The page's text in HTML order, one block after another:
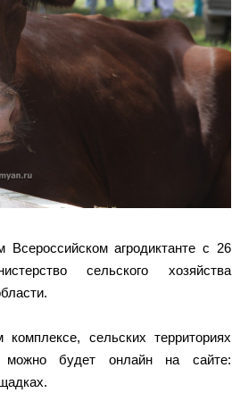
агродиктанте с 26
сельского хозяйства
сельских территориях
можно будет онлайн на сайте: